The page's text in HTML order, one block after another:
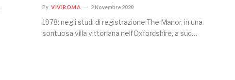
By VIVIROMA 2 Novembre 2020
1978: negli studi di registrazione The Manor, in una
sontuosa villa vittoriana nell’Oxfordshire, a sud…